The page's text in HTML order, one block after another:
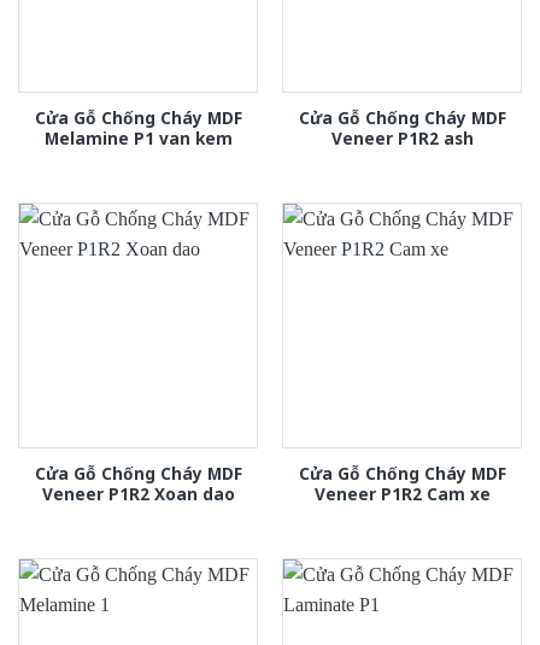
Cửa Gỗ Chống Cháy MDF
Melamine P1 van kem
Cửa Gỗ Chống Cháy MDF
Veneer P1R2 ash
Cửa Gỗ Chống Cháy MDF
Veneer P1R2 Xoan dao
Cửa Gỗ Chống Cháy MDF
Veneer P1R2 Cam xe